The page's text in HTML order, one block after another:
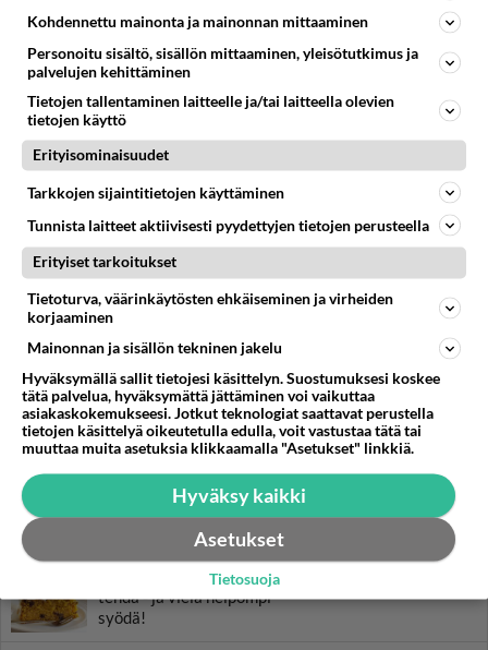
RESEPTIT
pöytään vartissa. Ripaus
parmesan-juustoa annoksen
päälle kruunaa komeuden!
Simppeli sokerikakku
valmistuu näppärästi
leipomisen perusraaka-
aineista.
Papuhampurilainen maistuu
Porkkanakakku on helppo
tehdä - ja vielä helpompi
syödä!
Kohdennettu mainonta ja mainonnan mittaaminen
Personoitu sisältö, sisällön mittaaminen, yleisötutkimus ja
palvelujen kehittäminen
Tietojen tallentaminen laitteelle ja/tai laitteella olevien
tietojen käyttö
Erityisominaisuudet
Tarkkojen sijaintitietojen käyttäminen
Tunnista laitteet aktiivisesti pyydettyjen tietojen perusteella
Erityiset tarkoitukset
Tietoturva, väärinkäytösten ehkäiseminen ja virheiden
korjaaminen
Mainonnan ja sisällön tekninen jakelu
Hyväksymällä sallit tietojesi käsittelyn. Suostumuksesi koskee
tätä palvelua, hyväksymättä jättäminen voi vaikuttaa
asiakaskokemukseesi. Jotkut teknologiat saattavat perustella
tietojen käsittelyä oikeutetulla edulla, voit vastustaa tätä tai
muuttaa muita asetuksia klikkaamalla "Asetukset" linkkiä.
Hyväksy kaikki
Asetukset
Tietosuoja